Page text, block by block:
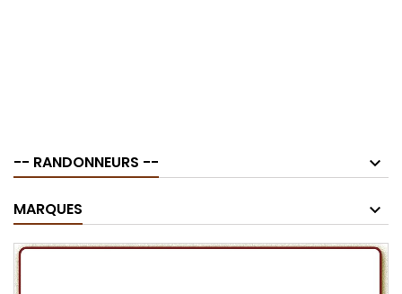
-- RANDONNEURS --
MARQUES